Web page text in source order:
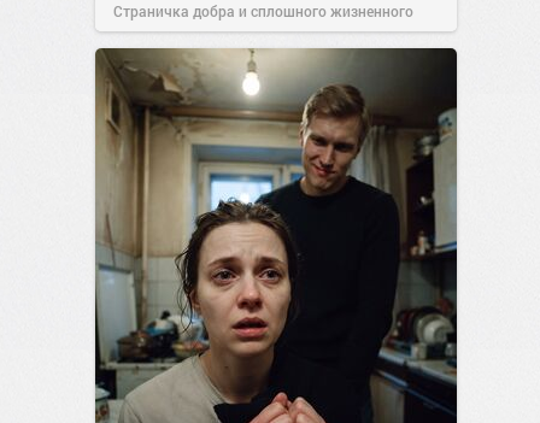
Страничка добра и сплошного жизненного
позитива!13:38Сегодня